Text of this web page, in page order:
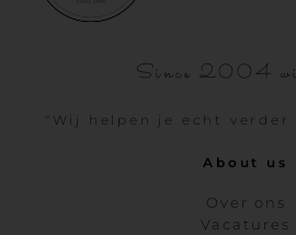
Since 2004
"Wij helpen je echt
About us
Over ons
Vacatures